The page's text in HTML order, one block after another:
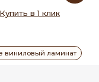
Купить в 1 клик
виниловый ламинат